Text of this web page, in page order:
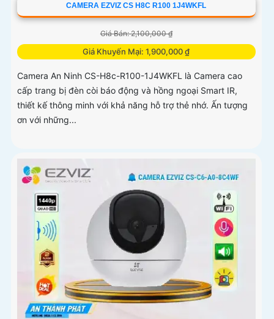
CAMERA EZVIZ CS H8C R100 1J4WKFL
Giá Bán: 2,100,000 ₫
Giá Khuyến Mại: 1,900,000 ₫
Camera An Ninh CS-H8c-R100-1J4WKFL là Camera cao
cấp trang bị đèn còi báo động và hồng ngoại Smart IR,
thiết kế thông minh với khả năng hỗ trợ thẻ nhớ. Ấn tượng
ơn với những...